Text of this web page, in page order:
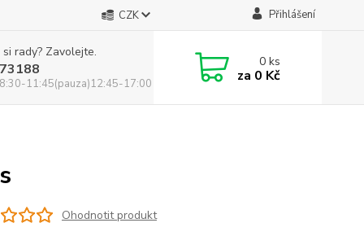
CZK Přihlášení
rady? Zavolejte.
11:45(pauza)12:45-17:00
0ks
za 0 Kč
Ohodnotit produkt